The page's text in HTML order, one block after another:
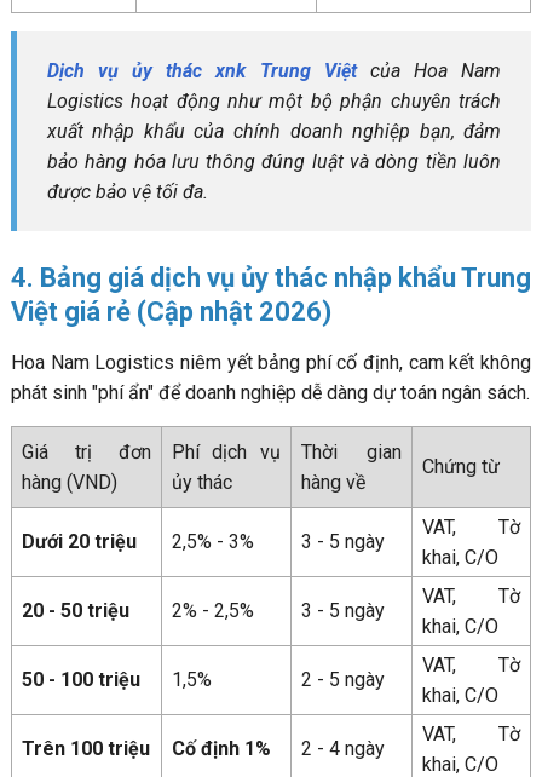
Dịch vụ ủy thác xnk Trung Việtcủa Hoa Nam
Logistics hoạt động như một bộ phận chuyên trách
xuất nhập khẩu của chính doanh nghiệp bạn, đảm
bảo hàng hóa lưu thông đúng luật và dòng tiền luôn
được bảo vệ tối đa.
4. Bảng giá dịch vụ ủy thác nhập khẩu Trung
Việt giá rẻ (Cập nhật 2026)
Hoa Nam Logistics niêm yết bảng phí cố định, cam kết không
phát sinh "phí ẩn" để doanh nghiệp dễ dàng dự toán ngân sách.
Giá trị đơn
hàng (VND)
Phí dịch vụ
ủy thác
Thời gian
hàng về
Chứng từ
Dưới 20 triệu 2,5% - 3% 3 - 5 ngày
VAT, Tờ
khai, C/O
20 - 50 triệu 2% - 2,5% 3 - 5 ngày
VAT, Tờ
khai, C/O
50 - 100 triệu 1,5% 2 - 5 ngày
VAT, Tờ
khai, C/O
Trên 100 triệu Cố định 1% 2 - 4 ngày
VAT, Tờ
khai, C/O